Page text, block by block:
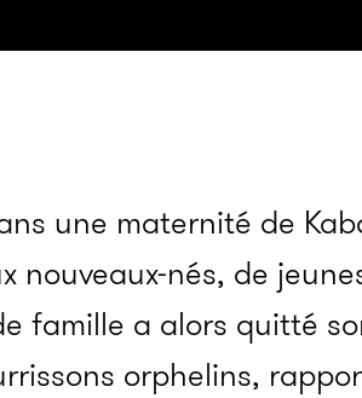
une maternité de
nouveaux-nés, de
famille a alors quitté
orphelins,